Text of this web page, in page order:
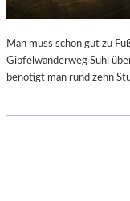
Man muss schon gut zu
Gipfelwanderweg Suhl
benötigt man rund zehn